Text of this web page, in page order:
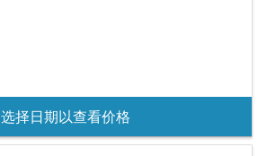
选择日期以查看价格